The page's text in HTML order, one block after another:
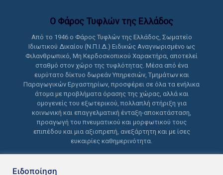
Ο Φάρος Τυφλών της Ελλάδoς
Από το 1946 ο Φάρος Τυφλών της Ελλάδος, Σωματείο
Ιδιωτικού Δικαίου (Ν.Π.Ι.Δ.) Ειδικώς Αναγνωρισμένο ως
Φιλανθρωπικό, Μη Κερδοσκοπικού Χαρακτήρα, αποτελεί
σταθμό στον χώρο της τυφλότητας. Μέσα από ένα
ευρύτατο δίκτυο δωρεάν Υπηρεσιών, Τμημάτων και
Παραγωγικών Εργαστηρίων, προσφέρει σε όλα τα ενήλικα
άτομα με προβλήματα όρασης της χώρας, αλλά και
ομογενείς του εξωτερικού, πολλαπλή στήριξη για
κοινωνική και επαγγελματική ένταξη-αποκατάσταση,
προαγωγή του πνευματικού και μορφωτικού τους
επιπέδου και μια αξιοπρεπή, ανεξάρτητη και με ίσες
ευκαιρίες καθημερινότητα.
Ειδοποίηση